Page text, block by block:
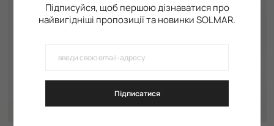
Підписуйся, щоб першою дізнаватися про
найвигідніші пропозиції та новинки SOLMAR.
Підписатися